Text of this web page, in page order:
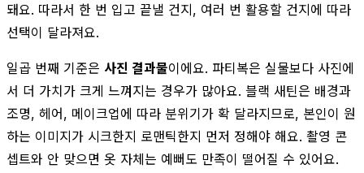
돼요. 따라서 한 번 입고 끝낼 건지, 여러 번 활용할 건지에 따라
선택이 달라져요.
일곱 번째 기준은 사진 결과물이에요. 파티복은 실물보다 사진에
서 더 가치가 크게 느껴지는 경우가 많아요. 블랙 새틴은 배경과
조명, 헤어, 메이크업에 따라 분위기가 확 달라지므로, 본인이 원
하는 이미지가 시크한지 로맨틱한지 먼저 정해야 해요. 촬영 콘
셉트와 안 맞으면 옷 자체는 예뻐도 만족이 떨어질 수 있어요.